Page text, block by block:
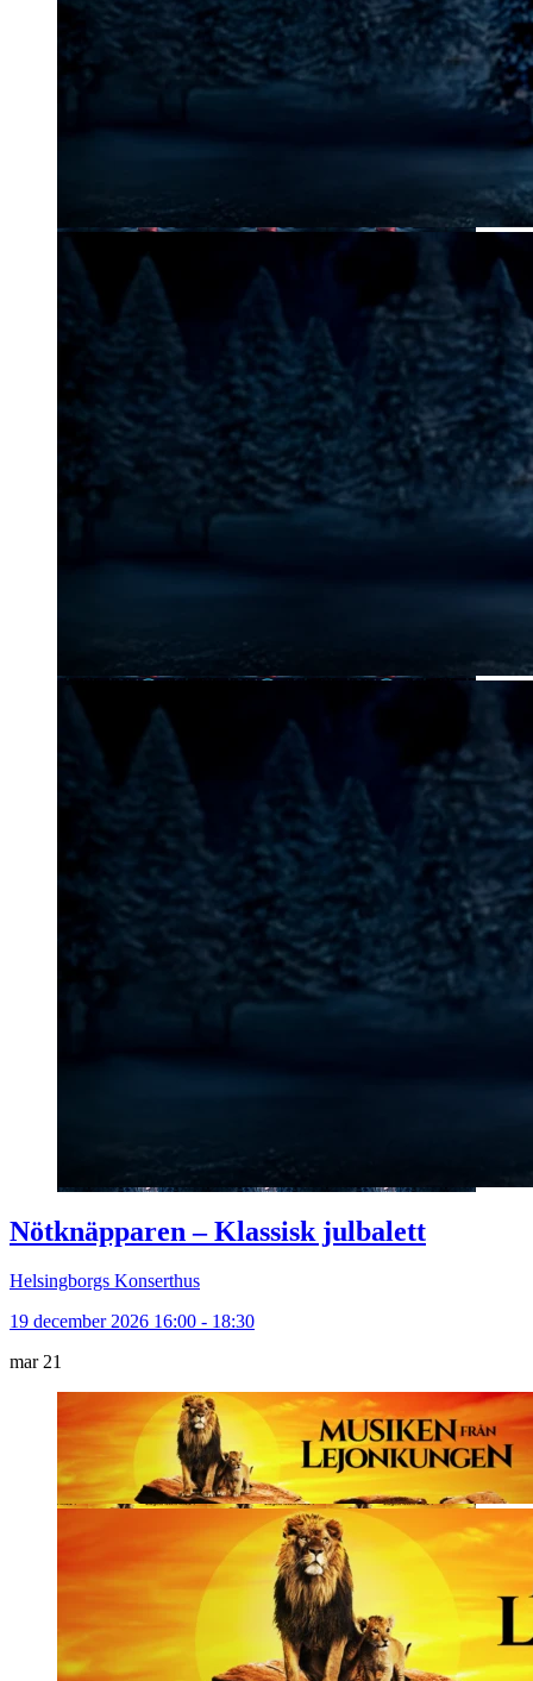
Nötknäpparen – Klassisk julbalett
Helsingborgs Konserthus
19 december 2026 16:00 - 18:30
mar 21